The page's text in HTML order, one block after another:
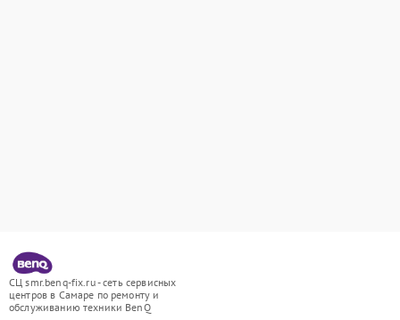
СЦ smr.benq-fix.ru - сеть сервисных
центров в Самаре по ремонту и
обслуживанию техники BenQ